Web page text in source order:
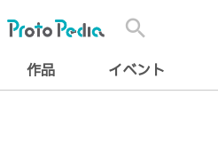
search
作品 イベント